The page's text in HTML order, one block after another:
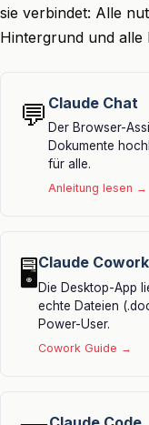
sie verbindet: Alle
Hintergrund und alle
💬 Claude Chat
Der Browser-
Dokumente
für alle.
Anleitung lesen →
🖥️ Claude Cowork
Die Desktop-App
echte Dateien
Power-User.
Cowork Guide →